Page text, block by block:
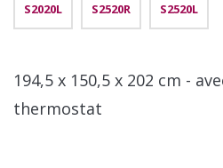
S2020L S2520R S2520L
194,5 x 150,5 x 202 cm -
thermostat